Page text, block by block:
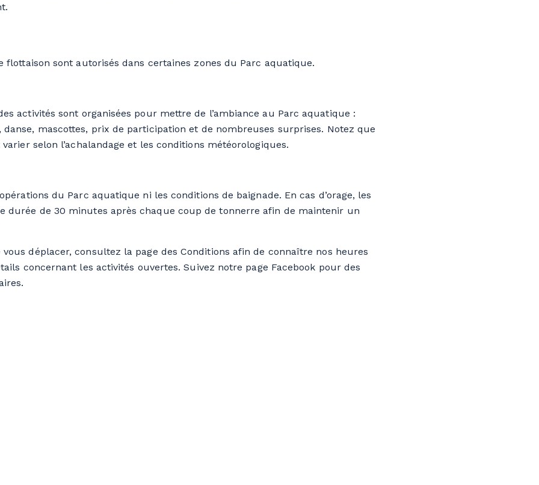
flottaison sont autorisés dans certaines zones du Parc aquatique.
activités sont organisées pour mettre de l’ambiance au Parc aquatique :
mascottes, prix de participation et de nombreuses surprises. Notez que
varier selon l’achalandage et les conditions météorologiques.
du Parc aquatique ni les conditions de baignade. En cas d’orage, les
durée de 30 minutes après chaque coup de tonnerre afin de maintenir un
vous déplacer, consultez la page des Conditions afin de connaître nos heures
concernant les activités ouvertes. Suivez notre page Facebook pour des